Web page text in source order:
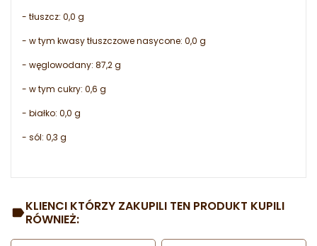
- tłuszcz: 0,0 g
- w tym kwasy tłuszczowe nasycone: 0,0 g
- węglowodany: 87,2 g
- w tym cukry: 0,6 g
- białko: 0,0 g
- sól: 0,3 g
KLIENCI KTÓRZY ZAKUPILI TEN PRODUKT KUPILI
RÓWNIEŻ: